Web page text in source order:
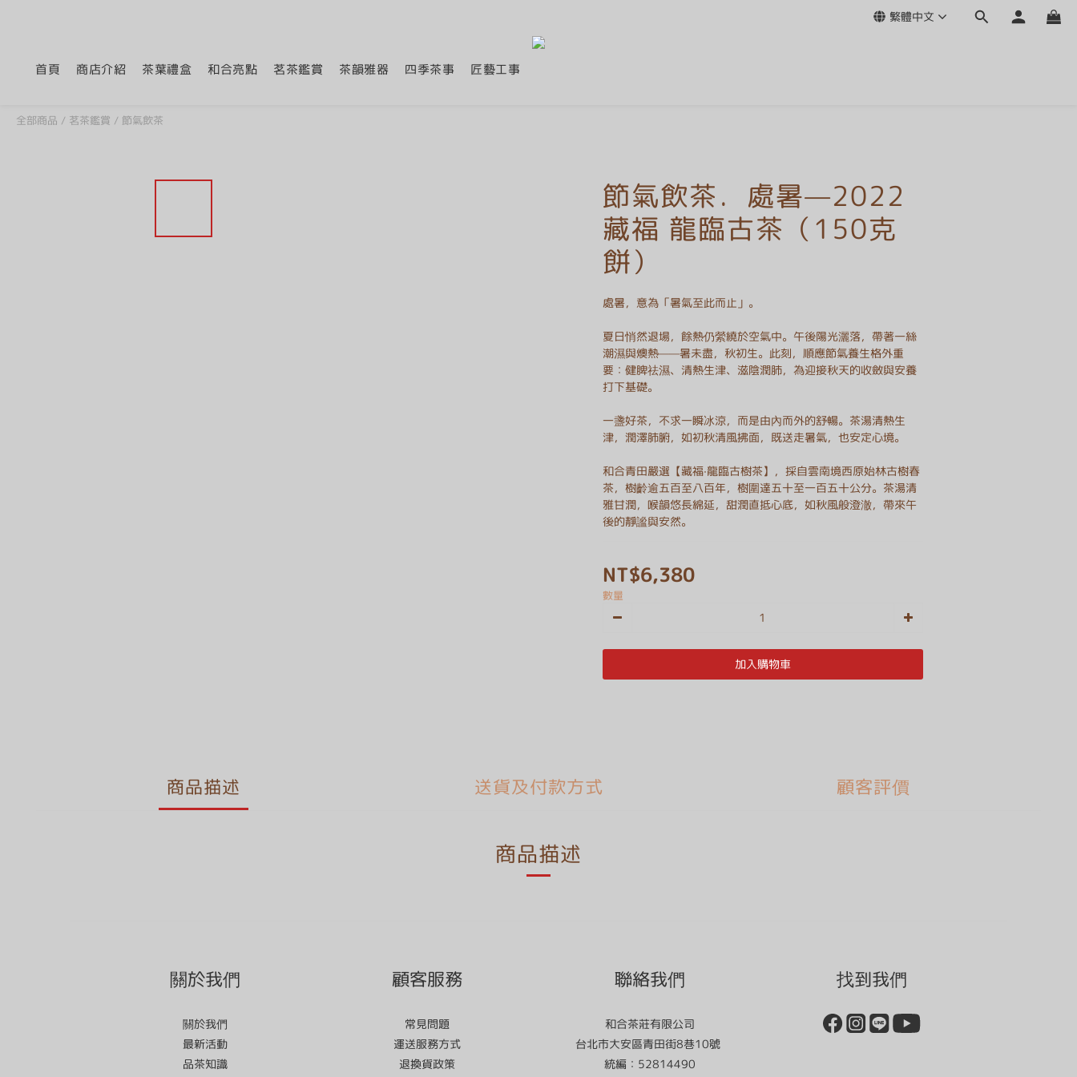
繁體中文
首頁 商店介紹 茶葉禮盒 和合亮點 茗茶鑑賞 茶韻雅器 四季茶事 匠藝工事
全部商品 / 茗茶鑑賞 / 節氣飲茶
節氣飲茶．處暑—2022
藏福 龍臨古茶（150克
餅）
處暑，意為「暑氣至此而止」。
夏日悄然退場，餘熱仍縈繞於空氣中。午後陽光灑落，帶著一絲
潮濕與燠熱——暑未盡，秋初生。此刻，順應節氣養生格外重
要：健脾祛濕、清熱生津、滋陰潤肺，為迎接秋天的收斂與安養
打下基礎。
一盞好茶，不求一瞬冰涼，而是由內而外的舒暢。茶湯清熱生
津，潤澤肺腑，如初秋清風拂面，既送走暑氣，也安定心境。
和合青田嚴選【藏福·龍臨古樹茶】，採自雲南境西原始林古樹春
茶，樹齡逾五百至八百年，樹圍達五十至一百五十公分。茶湯清
雅甘潤，喉韻悠長綿延，甜潤直抵心底，如秋風般澄澈，帶來午
後的靜謐與安然。
NT$6,380
數量
加入購物車
商品描述 送貨及付款方式 顧客評價
商品描述
關於我們
關於我們
最新活動
品茶知識
顧客服務
常見問題
運送服務方式
退換貨政策
聯絡我們
和合茶莊有限公司
台北市大安區青田街8巷10號
統編：52814490
找到我們